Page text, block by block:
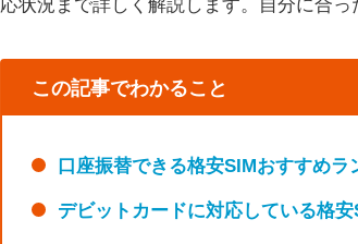
応状況まで詳しく解説します。自分に合
この記事でわかること
口座振替できる格安SIMおすすめラ
デビットカードに対応している格